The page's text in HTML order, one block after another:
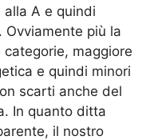
A e quindi
Ovviamente più la
maggiore
e quindi minori
scarti anche del
In quanto ditta
il nostro